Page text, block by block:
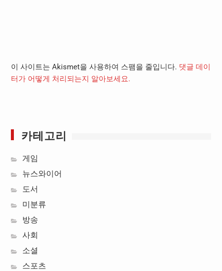
이 사이트는 Akismet을 사용하여 스팸을 줄입니다. 댓글 데이
터가 어떻게 처리되는지 알아보세요.
카테고리
게임
뉴스와이어
도서
미분류
방송
사회
소셜
스포츠